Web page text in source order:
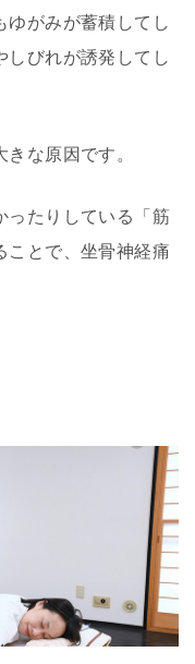
ゆがみが蓄積してし
しびれが誘発してし
な原因です。
ったりしている「筋
ことで、坐骨神経痛